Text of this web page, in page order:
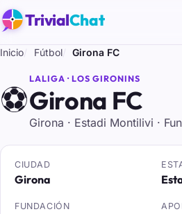
TrivialChat
Inicio Fútbol Girona FC
⚽
LALIGA · LOS GIRONINS
Girona FC
Girona · Estadi Montilivi ·
CIUDAD
Girona
FUNDACIÓN